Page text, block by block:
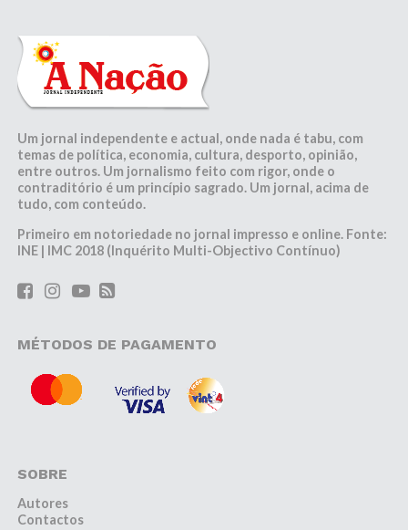
Um jornal independente e actual, onde nada é tabu, com
temas de política, economia, cultura, desporto, opinião,
entre outros. Um jornalismo feito com rigor, onde o
contraditório é um princípio sagrado. Um jornal, acima de
tudo, com conteúdo.
Primeiro em notoriedade no jornal impresso e online. Fonte:
INE | IMC 2018 (Inquérito Multi-Objectivo Contínuo)
MÉTODOS DE PAGAMENTO
SOBRE
Autores
Contactos